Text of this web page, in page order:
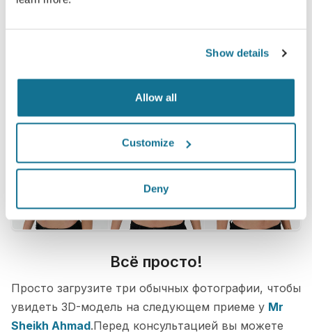
Show details
Allow all
Customize
Deny
Всё просто!
Просто загрузите три обычных фотографии, чтобы
увидеть 3D-модель на следующем приеме у Mr
Sheikh Ahmad.Перед консультацией вы можете